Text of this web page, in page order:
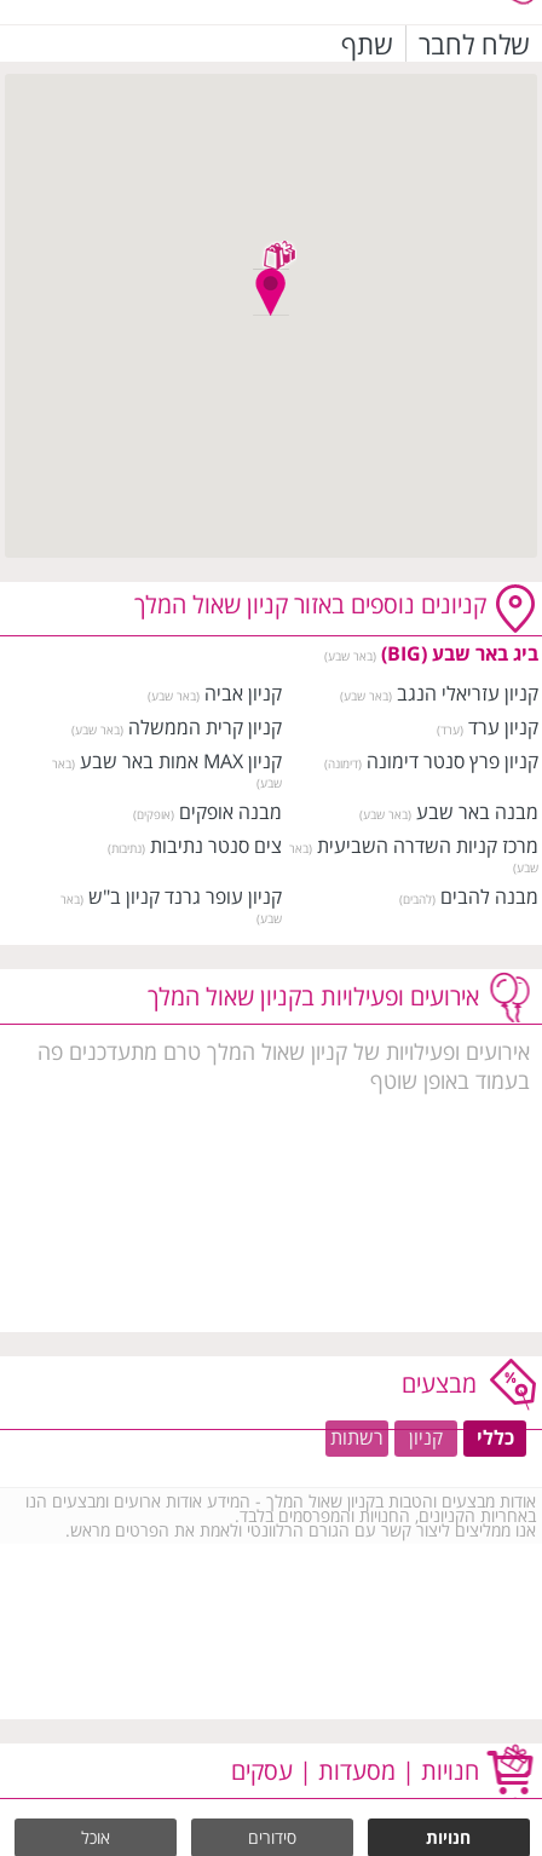
שלח לחבר שתף
קניונים נוספים באזור קניון שאול המלך
ביג באר שבע (BIG) (באר שבע)
קניון עזריאלי הנגב (באר שבע) קניון אביה (באר שבע)
קניון ערד (ערד) קניון קרית הממשלה (באר שבע)
קניון פרץ סנטר דימונה (דימונה) קניון MAX אמות באר שבע
(באר
שבע)
מבנה באר שבע (באר שבע) מבנה אופקים (אופקים)
מרכז קניות השדרה השביעית (באר
שבע)
צים סנטר נתיבות (נתיבות)
מבנה להבים (להבים) קניון עופר גרנד קניון ב"ש (באר
שבע)
מרכז מסחרי גלובוס סנטר נתיבות
(נתיבות)
מרכז מסחרי דמרי סנטר דימונה
(דימונה)
אירועים ופעילויות בקניון שאול המלך
אירועים ופעילויות של קניון שאול המלך טרם מתעדכנים פה
בעמוד באופן שוטף
מבצעים
כללי קניון רשתות
אודות מבצעים והטבות בקניון שאול המלך - המידע אודות ארועים ומבצעים הנו
באחריות הקניונים, החנויות והמפרסמים בלבד.
אנו ממליצים ליצור קשר עם הגורם הרלוונטי ולאמת את הפרטים מראש.
חנויות | מסעדות | עסקים
חנויות סידורים אוכל